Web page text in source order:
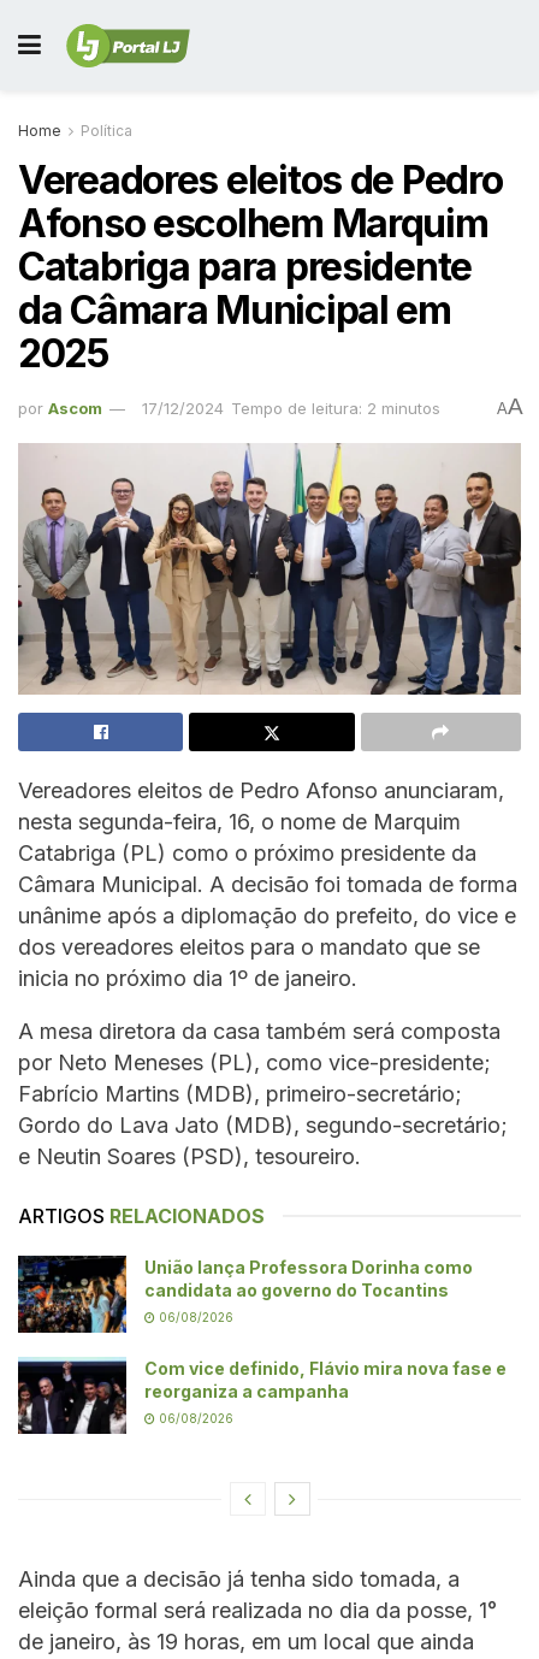
Home Política
Vereadores eleitos de Pedro
Afonso escolhem Marquim
Catabriga para presidente
da Câmara Municipal em
2025
por Ascom 17/12/2024 Tempo de leitura: 2 minutos AA
Vereadores eleitos de Pedro Afonso anunciaram,
nesta segunda-feira, 16, o nome de Marquim
Catabriga (PL) como o próximo presidente da
Câmara Municipal. A decisão foi tomada de forma
unânime após a diplomação do prefeito, do vice e
dos vereadores eleitos para o mandato que se
inicia no próximo dia 1º de janeiro.
A mesa diretora da casa também será composta
por Neto Meneses (PL), como vice-presidente;
Fabrício Martins (MDB), primeiro-secretário;
Gordo do Lava Jato (MDB), segundo-secretário;
e Neutin Soares (PSD), tesoureiro.
ARTIGOS RELACIONADOS
União lança Professora Dorinha como
candidata ao governo do Tocantins
06/08/2026
Com vice definido, Flávio mira nova fase e
reorganiza a campanha
06/08/2026
Ainda que a decisão já tenha sido tomada, a
eleição formal será realizada no dia da posse, 1°
de janeiro, às 19 horas, em um local que ainda